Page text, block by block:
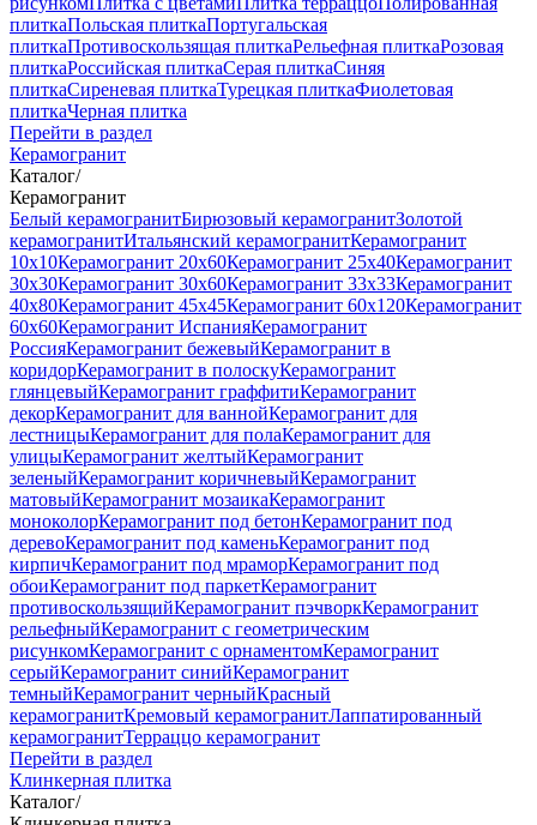
плиткаПольская плиткаПортугальская
плиткаПротивоскользящая плиткаРельефная плиткаРозовая
плиткаРоссийская плиткаСерая плиткаСиняя
плиткаСиреневая плиткаТурецкая плиткаФиолетовая
плиткаЧерная плитка
Перейти в раздел
Керамогранит
Каталог/
Керамогранит
Белый керамогранитБирюзовый керамогранитЗолотой
керамогранитИтальянский керамогранитКерамогранит
10x10Керамогранит 20x60Керамогранит 25x40Керамогранит
30x30Керамогранит 30x60Керамогранит 33x33Керамогранит
40x80Керамогранит 45x45Керамогранит 60x120Керамогранит
60x60Керамогранит ИспанияКерамогранит
РоссияКерамогранит бежевыйКерамогранит в
коридорКерамогранит в полоскуКерамогранит
глянцевыйКерамогранит граффитиКерамогранит
декорКерамогранит для ваннойКерамогранит для
лестницыКерамогранит для полаКерамогранит для
улицыКерамогранит желтыйКерамогранит
зеленыйКерамогранит коричневыйКерамогранит
матовыйКерамогранит мозаикаКерамогранит
моноколорКерамогранит под бетонКерамогранит под
деревоКерамогранит под каменьКерамогранит под
кирпичКерамогранит под мраморКерамогранит под
обоиКерамогранит под паркетКерамогранит
противоскользящийКерамогранит пэчворкКерамогранит
рельефныйКерамогранит с геометрическим
рисункомКерамогранит с орнаментомКерамогранит
серыйКерамогранит синийКерамогранит
темныйКерамогранит черныйКрасный
керамогранитКремовый керамогранитЛаппатированный
керамогранитТерраццо керамогранит
Перейти в раздел
Клинкерная плитка
Каталог/